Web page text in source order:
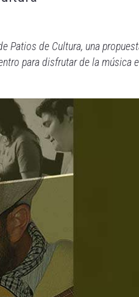
Patios de Cultura, una
para disfrutar de la música